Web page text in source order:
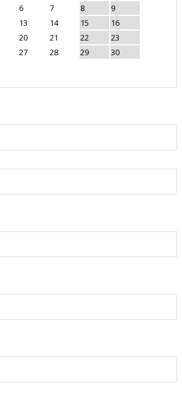
6 7 8
9
13 14 15
16
20 21 22
23
27 28 29
30